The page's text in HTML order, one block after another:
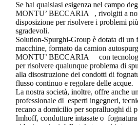
Se hai qualsiasi esigenza nel campo
MONTU’ BECCARIA
, rivolgiti a
disposizione per risolvere i problemi
sgradevoli.
Solution-Spurghi-Group è dotata di un
macchine, formato da camion
MONTU’ BECCARIA
con
per risolvere qualunque problema di
alla disostruzione dei condotti di
flusso continuo e regolare delle acque.
La nostra società, inoltre, offre anche
professionale di esperti ingegneri,
recano a domicilio per sopralluoghi di
Imhoff, condutture intasate o